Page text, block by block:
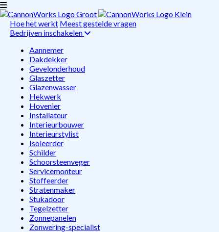
Hoe het werkt Meest gestelde vragen
Bedrijven inschakelen
Aannemer
Dakdekker
Gevelonderhoud
Glaszetter
Glazenwasser
Hekwerk
Hovenier
Installateur
Interieurbouwer
Interieurstylist
Isoleerder
Schilder
Schoorsteenveger
Servicemonteur
Stoffeerder
Stratenmaker
Stukadoor
Tegelzetter
Zonnepanelen
Zonwering-specialist